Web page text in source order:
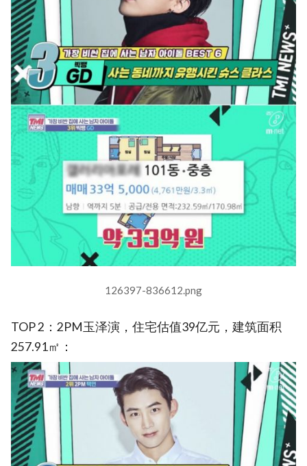
126397-836612.png
TOP 2：2PM玉泽演，住宅估值39亿元，建筑面积
257.91㎡：